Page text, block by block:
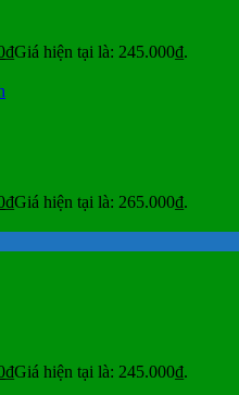
₫Giá hiện tại là: 245.000₫.
₫Giá hiện tại là: 265.000₫.
₫Giá hiện tại là: 245.000₫.